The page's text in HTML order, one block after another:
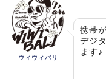
ウィウィバリ
携帯
デジ
ます♪